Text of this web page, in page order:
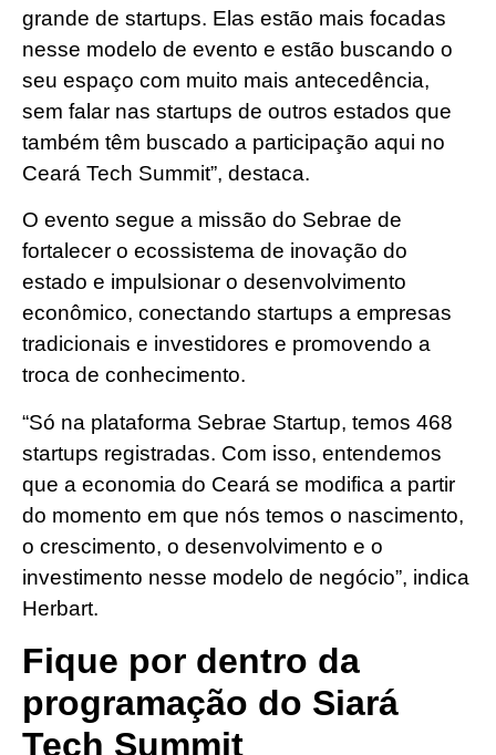
grande de startups. Elas estão mais focadas
nesse modelo de evento e estão buscando o
seu espaço com muito mais antecedência,
sem falar nas startups de outros estados que
também têm buscado a participação aqui no
Ceará Tech Summit”, destaca.
O evento segue a missão do Sebrae de
fortalecer o ecossistema de inovação do
estado e impulsionar o desenvolvimento
econômico, conectando startups a empresas
tradicionais e investidores e promovendo a
troca de conhecimento.
“Só na plataforma Sebrae Startup, temos 468
startups registradas. Com isso, entendemos
que a economia do Ceará se modifica a partir
do momento em que nós temos o nascimento,
o crescimento, o desenvolvimento e o
investimento nesse modelo de negócio”, indica
Herbart.
Fique por dentro da
programação do Siará
Tech Summit